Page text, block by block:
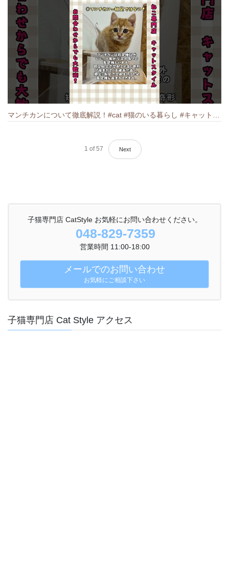
マンチカンについて徹底解説！#cat #猫のいる暮らし #キャット #ねこ #ペットショップ #munchkin #マンチカン
1 of 57 Next
子猫専門店 CatStyle お気軽にお問い合わせください。
048-829-7359
営業時間 11:00-18:00
メールでのお問い合わせ
お気軽にご相談下さい
子猫専門店 Cat Style アクセス